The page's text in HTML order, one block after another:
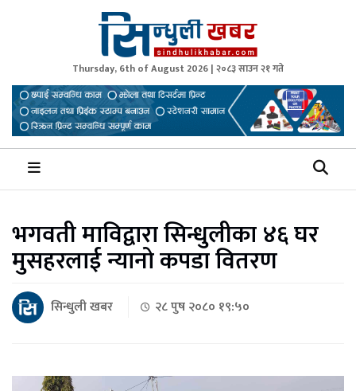
Sindhuli Khabar
News from Sindhuli Nepal
Thursday, 6th of August 2026 | २०८३ साउन २१ गते
भगवती माविद्वारा सिन्धुलीका ४६ घर
मुसहरलाई न्यानो कपडा वितरण
सिन्धुली खबर २८ पुष २०८० १९:५०